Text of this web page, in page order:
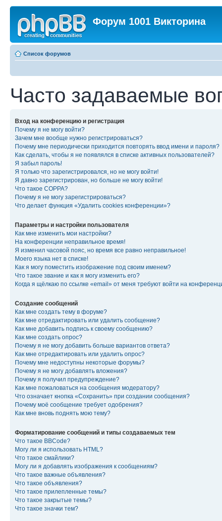
Форум 1001 Викторина
Список форумов
Часто задаваемые
Вход на конференцию и регистрация
Почему я не могу войти?
Зачем мне вообще нужно регистрироваться?
Почему мне периодически приходится повторять ввод имени и пароля?
Как сделать, чтобы я не появлялся в списке активных пользователей?
Я забыл пароль!
Я только что зарегистрировался, но не могу войти!
Я давно зарегистрирован, но больше не могу войти!
Что такое COPPA?
Почему я не могу зарегистрироваться?
Что делает функция «Удалить cookies конференции»?
Параметры и настройки пользователя
Как мне изменить мои настройки?
На конференции неправильное время!
Я изменил часовой пояс, но время все равно неправильное!
Моего языка нет в списке!
Как я могу поместить изображение под своим именем?
Что такое звание и как я могу изменить его?
Когда я щёлкаю по ссылке «email» от меня требуют войти на
Создание сообщений
Как мне создать тему в форуме?
Как мне отредактировать или удалить сообщение?
Как мне добавить подпись к своему сообщению?
Как мне создать опрос?
Почему я не могу добавить больше вариантов ответа?
Как мне отредактировать или удалить опрос?
Почему мне недоступны некоторые форумы?
Почему я не могу добавлять вложения?
Почему я получил предупреждение?
Как мне пожаловаться на сообщения модератору?
Что означает кнопка «Сохранить» при создании сообщения?
Почему моё сообщение требует одобрения?
Как мне вновь поднять мою тему?
Форматирование сообщений и типы создаваемых тем
Что такое BBCode?
Могу ли я использовать HTML?
Что такое смайлики?
Могу ли я добавлять изображения к сообщениям?
Что такое важные объявления?
Что такое объявления?
Что такое прилепленные темы?
Что такое закрытые темы?
Что такое значки тем?